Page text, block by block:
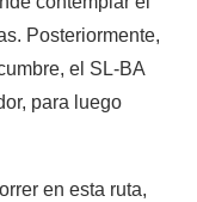
Posteriormente,
el SL-BA
para luego
en esta ruta,